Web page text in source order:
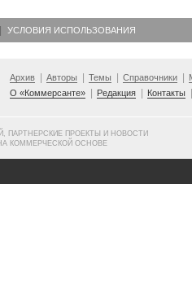
УСЛОВИЯ ИСПОЛЬЗОВАНИЯ
Архив Авторы Темы Справочники
О «Коммерсанте»
Редакция Контакты
ПАРТНЕРСКИЕ ПРОЕКТЫ И НОВОСТИ
КОММЕРЧЕСКОЙ ОСНОВЕ